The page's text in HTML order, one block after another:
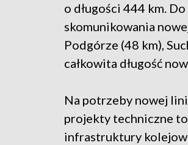
o długości 444 km. Do
skomunikowania
Podgórze (48 km),
całkowita długość
Na potrzeby nowej
projekty techniczne
infrastruktury